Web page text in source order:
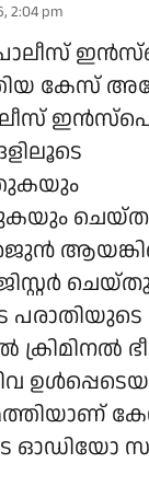
2:04 pm
കേസ്
പരാതിയുടെ
ക്രിമിനൽ
ഓഡിയോ